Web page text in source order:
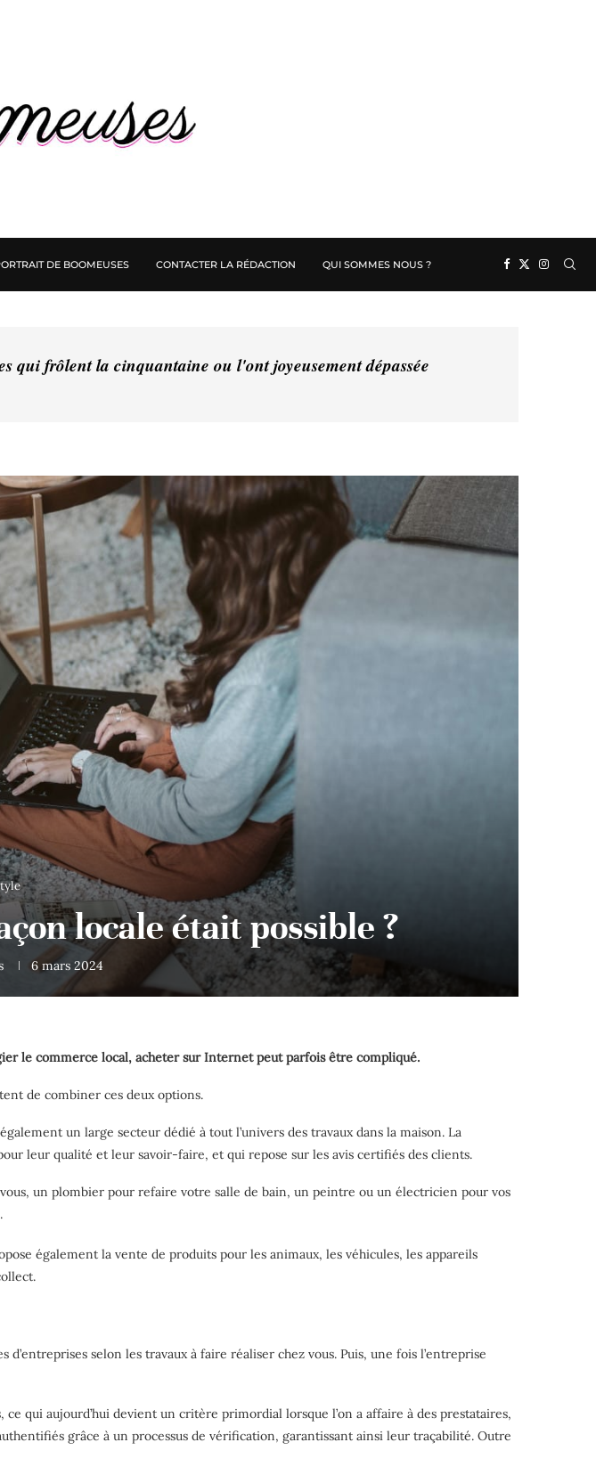
DE BOOMEUSES CONTACTER LA RÉDACTION QUI SOMMES NOUS ?
qui frôlent la cinquantaine ou l'ont joyeusement dépassée
locale était possible ?
6 mars 2024
le commerce local, acheter sur Internet peut parfois être compliqué.
de combiner ces deux options.
un large secteur dédié à tout l’univers des travaux dans la maison. La
leur qualité et leur savoir-faire, et qui repose sur les avis certifiés des clients.
un plombier pour refaire votre salle de bain, un peintre ou un électricien pour vos
.
également la vente de produits pour les animaux, les véhicules, les appareils
selon les travaux à faire réaliser chez vous. Puis, une fois l’entreprise
qui aujourd’hui devient un critère primordial lorsque l’on a affaire à des prestataires,
grâce à un processus de vérification, garantissant ainsi leur traçabilité. Outre